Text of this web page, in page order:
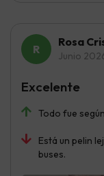
Rosa
Junio
Todo fue
Está un pelin
buses.
Excelente